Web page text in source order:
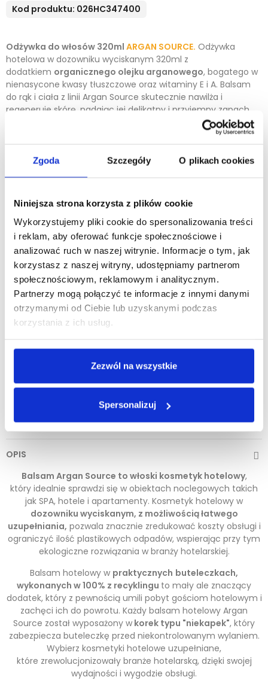
Zgoda Szczegóły O plikach cookies
Niniejsza strona korzysta z plików cookie
Wykorzystujemy pliki cookie do spersonalizowania treści
i reklam, aby oferować funkcje społecznościowe i
analizować ruch w naszej witrynie. Informacje o tym, jak
korzystasz z naszej witryny, udostępniamy partnerom
społecznościowym, reklamowym i analitycznym.
Partnerzy mogą połączyć te informacje z innymi danymi
otrzymanymi od Ciebie lub uzyskanymi podczas
korzystania z ich usług.
Zezwól na wszystkie
Spersonalizuj
Kod produktu: 026HC347400
Odżywka do włosów 320ml ARGAN SOURCE. Odżywka
hotelowa w dozowniku wyciskanym 320ml z
dodatkiem organicznego olejku arganowego, bogatego w
nienasycone kwasy tłuszczowe oraz witaminy E i A. Balsam
do rąk i ciała z linii Argan Source skutecznie nawilża i
regeneruje skórę, nadając jej delikatny i przyjemny zapach
dozownika.
Zobacz jak działa dozownik wyciskany w praktyce. Kliknij
DODAJ DO KOSZYKA
Zobacz inne z tej linii
OPIS
Balsam Argan Source to włoski kosmetyk hotelowy,
który idealnie sprawdzi się w obiektach noclegowych takich
jak SPA, hotele i apartamenty. Kosmetyk hotelowy w
dozowniku wyciskanym, z możliwością łatwego
uzupełniania, pozwala znacznie zredukować koszty obsługi i
ograniczyć ilość plastikowych odpadów, wspierając przy tym
ekologiczne rozwiązania w branży hotelarskiej.
Balsam hotelowy w praktycznych buteleczkach,
wykonanych w 100% z recyklingu to mały ale znaczący
dodatek, który z pewnością umili pobyt gościom hotelowym i
zachęci ich do powrotu. Każdy balsam hotelowy Argan
Source został wyposażony w korek typu "niekapek", który
zabezpiecza buteleczkę przed niekontrolowanym wylaniem.
Wybierz kosmetyki hotelowe uzupełniane,
które zrewolucjonizowały branże hotelarską, dzięki swojej
wydajności i wygodzie obsługi.